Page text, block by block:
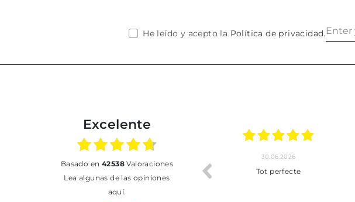
He leído y acepto la Política de privacidad.
Excelente
basado en 42538Valoraciones
Lea algunas de las opiniones
aquí.
30.06.2026
Tot perfecte